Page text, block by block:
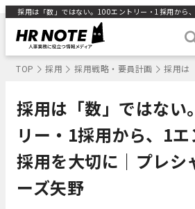
TOP 採用 採用戦略・要員計画 採用は
採用は「数」ではない
リー・1採用から、1
採用を大切に｜プレシ
ーズ矢野